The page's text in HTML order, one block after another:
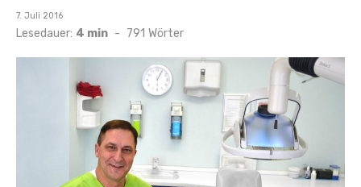
Veröffentlicht
am
7. Juli 2016
Lesedauer: 4 min - 791 Wörter